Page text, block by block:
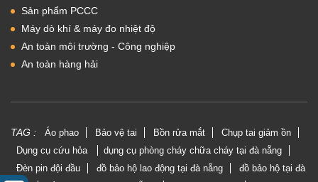
Sản phẩm PCCC
Máy dò khí & máy đo nhiệt độ
An toàn môi trường - Công nghiệp
An toàn hàng hải
TAG : Áo phao Bảo vệ tai Bồn rửa mắt
Chụp tai giảm ồn
Dụng cụ cứu hỏa
dụng cụ phòng cháy chữa cháy tại đà nẵng
Đèn pin đội đầu
đồ bảo hộ lao động tại đà nẵng đồ bảo hộ tại đà